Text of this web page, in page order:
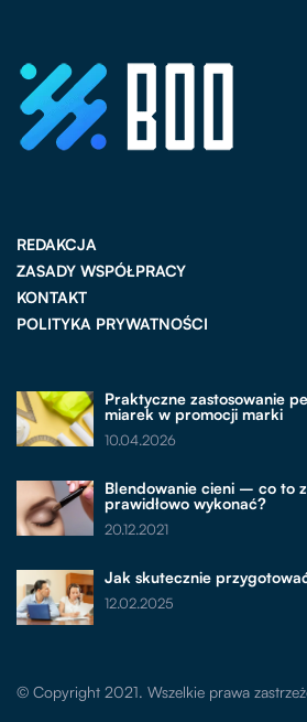
REDAKCJA
ZASADY WSPÓŁPRACY
KONTAKT
POLITYKA PRYWATNOŚCI
Praktyczne zastosowanie
miarek w promocji marki
10.04.2026
Blendowanie cieni – co to
prawidłowo wykonać?
20.12.2021
Jak skutecznie
12.02.2025
© Copyright 2021. Wszelkie prawa